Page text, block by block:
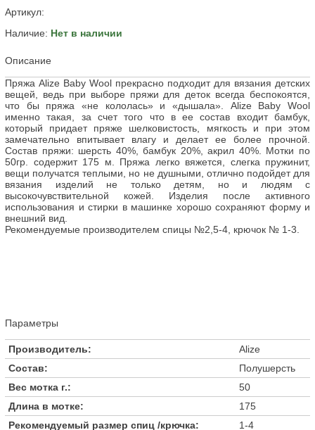
Артикул:
Наличие: Нет в наличии
Описание
Пряжа Alize Baby Wool прекрасно подходит для вязания детских
вещей, ведь при выборе пряжи для деток всегда беспокоятся,
что бы пряжа «не кололась» и «дышала». Alize Baby Wool
именно такая, за счет того что в ее состав входит бамбук,
который придает пряже шелковистость, мягкость и при этом
замечательно впитывает влагу и делает ее более прочной.
Состав пряжи: шерсть 40%, бамбук 20%, акрил 40%. Мотки по
50гр. содержит 175 м. Пряжа легко вяжется, слегка пружинит,
вещи получатся теплыми, но не душными, отлично подойдет для
вязания изделий не только детям, но и людям с
высокочувствительной кожей. Изделия после активного
использования и стирки в машинке хорошо сохраняют форму и
внешний вид.
Рекомендуемые производителем спицы №2,5-4, крючок № 1-3.
Параметры
Производитель:
Alize
Состав:
Полушерсть
Вес мотка г.:
50
Длина в мотке:
175
Рекомендуемый размер спиц /крючка:
1-4